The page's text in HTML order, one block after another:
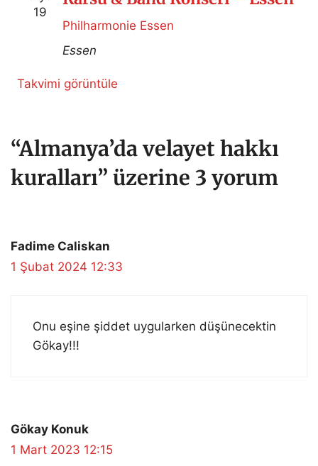
19
Philharmonie Essen
Essen
Takvimi görüntüle
“Almanya’da velayet hakkı
kuralları” üzerine 3 yorum
Fadime Caliskan
1 Şubat 2024 12:33
Onu eşine şiddet uygularken düşünecektin
Gökay!!!
Gökay Konuk
1 Mart 2023 12:15